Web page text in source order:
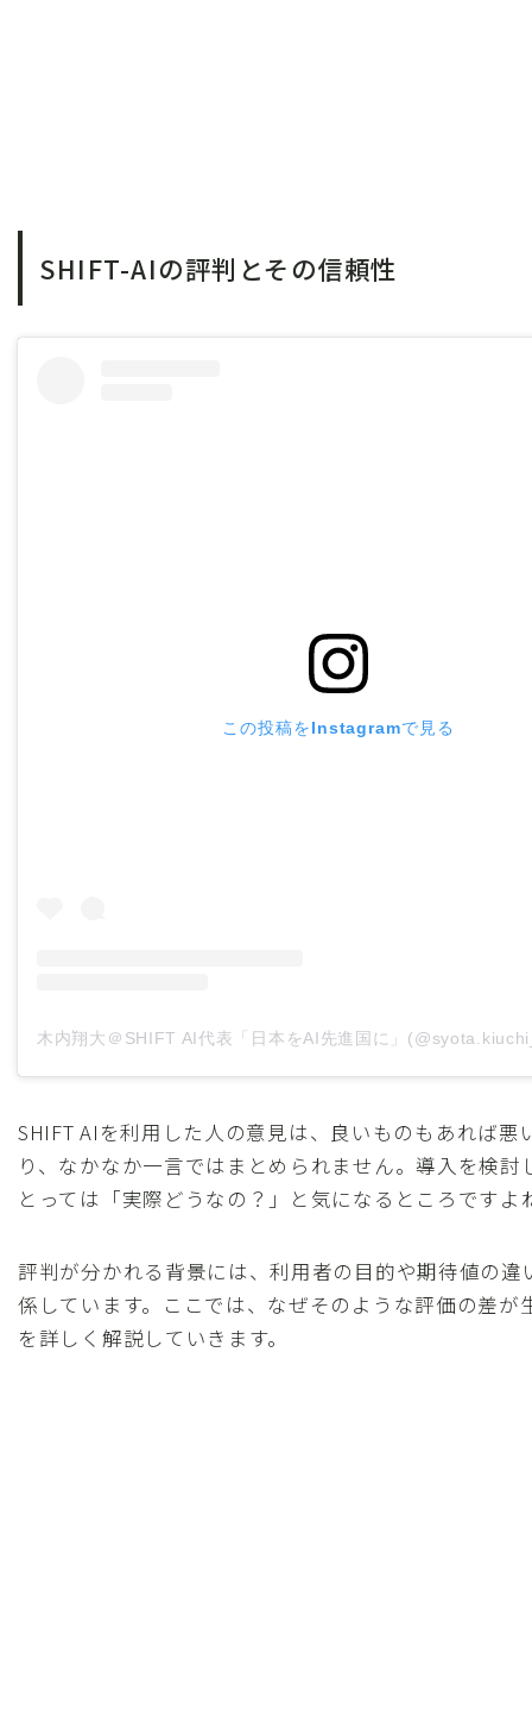
SHIFT-AIの評判とその信頼性
この投稿をInstagramで見る
SHIFT AIを利用した人の意見は、良いものもあれば悪
り、なかなか一言ではまとめられません。導入を検討
とっては「実際どうなの？」と気になるところですよ
評判が分かれる背景には、利用者の目的や期待値の違
係しています。ここでは、なぜそのような評価の差が
を詳しく解説していきます。